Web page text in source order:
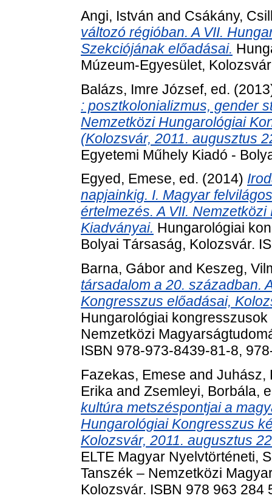
Angi, István and Csákány,
változó régióban. A VII.
Szekciójának előadásai.
Múzeum-Egyesület,
Balázs, Imre József, ed.
: posztkolonializmus, gender
Nemzetközi Hungarológiai
(Kolozsvár, 2011. augusztus
Egyetemi Műhely Kiadó -
Egyed, Emese, ed. (2014)
napjainkig. I. Magyar
értelmezés. A VII.
Kiadványai. Hungarológiai
Bolyai Társaság, Kolozsvár.
Barna, Gábor and Keszeg,
társadalom a 20. században.
Kongresszus előadásai,
Hungarológiai
Nemzetközi
ISBN 978-973-8439-81-8,
Fazekas, Emese and Juhász,
Erika and Zsemleyi, Borbála,
kultúra metszéspontjai a
Hungarológiai Kongresszus
Kolozsvár, 2011. augusztus
ELTE Magyar Nyelvtörténeti,
Tanszék – Nemzetközi
Kolozsvár. ISBN 978 963 284